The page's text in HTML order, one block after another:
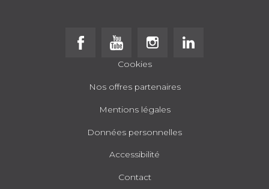
Cookies
Nos offres partenaires
Mentions légales
Données personnelles
Accessibilité
Contact
Follow us on Facebook
Follow us on Youtube
Follow us on Instagram
Follow us on